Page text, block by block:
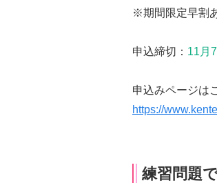
※期間限定早割
申込締切： 11月
申込みページは
https://
練習問題